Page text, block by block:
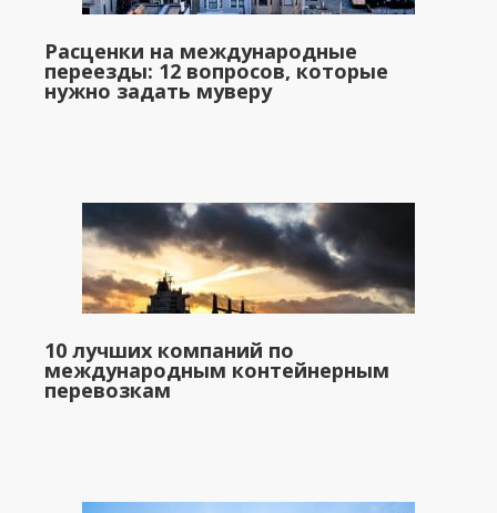
Расценки на международные
переезды: 12 вопросов, которые
нужно задать муверу
10 лучших компаний по
международным контейнерным
перевозкам